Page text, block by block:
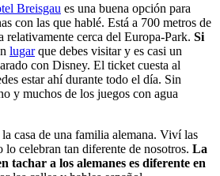
Breisgau es una buena opción para
con las que hablé. Está a 700 metros de
relativamente cerca del Europa-Park. Si
lugarque debes visitar y es casi un
con Disney. El ticket cuesta al
estar ahí durante todo el día. Sin
y muchos de los juegos con agua
casa de una familia alemana. Viví las
celebran tan diferente de nosotros. La
tachar a los alemanes es diferente en